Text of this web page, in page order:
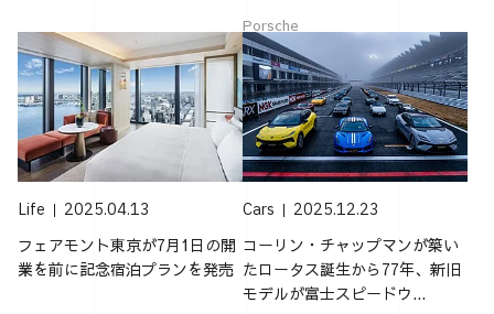
Porsche
Life 2025.04.13
フェアモント東京が7月1日の開
業を前に記念宿泊プランを発売
Cars 2025.12.23
コーリン・チャップマンが築い
たロータス誕生から77年、新旧
モデルが富士スピードウ...